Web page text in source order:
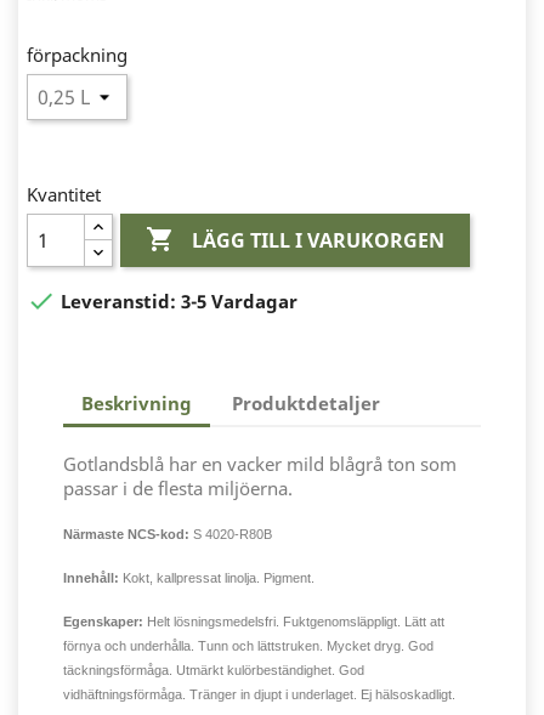
förpackning
Kvantitet
 LÄGG TILL I VARUKORGEN
 Leveranstid: 3-5 Vardagar
Beskrivning Produktdetaljer
Gotlandsblå har en vacker mild blågrå ton som
passar i de flesta miljöerna.
Närmaste NCS-kod: S 4020-R80B
Innehåll: Kokt, kallpressat linolja. Pigment.
Egenskaper: Helt lösningsmedelsfri. Fuktgenomsläppligt. Lätt att
förnya och underhålla. Tunn och lättstruken. Mycket dryg. God
täckningsförmåga. Utmärkt kulörbeständighet. God
vidhäftningsförmåga. Tränger in djupt i underlaget. Ej hälsoskadligt.